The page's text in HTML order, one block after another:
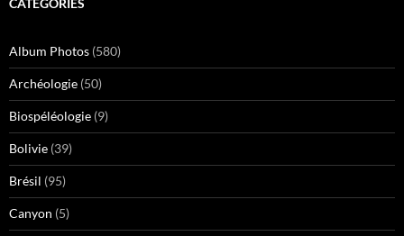
CATÉGORIES
Album Photos (580)
Archéologie (50)
Biospéléologie (9)
Bolivie (39)
Brésil (95)
Canyon (5)